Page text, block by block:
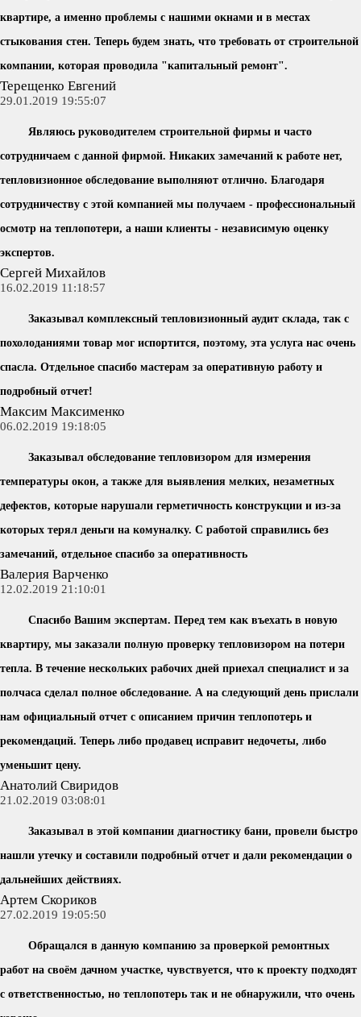
квартире, а именно проблемы с нашими окнами и в местах
стыкования стен. Теперь будем знать, что требовать от строительной
компании, которая проводила "капитальный ремонт".
Терещенко Евгений
29.01.2019 19:55:07
Являюсь руководителем строительной фирмы и часто
сотрудничаем с данной фирмой. Никаких замечаний к работе нет,
тепловизионное обследование выполняют отлично. Благодаря
сотрудничеству с этой компанией мы получаем - профессиональный
осмотр на теплопотери, а наши клиенты - независимую оценку
экспертов.
Сергей Михайлов
16.02.2019 11:18:57
Заказывал комплексный тепловизионный аудит склада, так с
похолоданиями товар мог испортится, поэтому, эта услуга нас очень
спасла. Отдельное спасибо мастерам за оперативную работу и
подробный отчет!
Максим Максименко
06.02.2019 19:18:05
Заказывал обследование тепловизором для измерения
температуры окон, а также для выявления мелких, незаметных
дефектов, которые нарушали герметичность конструкции и из-за
которых терял деньги на комуналку. С работой справились без
замечаний, отдельное спасибо за оперативность
Валерия Варченко
12.02.2019 21:10:01
Спасибо Вашим экспертам. Перед тем как въехать в новую
квартиру, мы заказали полную проверку тепловизором на потери
тепла. В течение нескольких рабочих дней приехал специалист и за
полчаса сделал полное обследование. А на следующий день прислали
нам официальный отчет с описанием причин теплопотерь и
рекомендаций. Теперь либо продавец исправит недочеты, либо
уменьшит цену.
Анатолий Свиридов
21.02.2019 03:08:01
Заказывал в этой компании диагностику бани, провели быстро
нашли утечку и составили подробный отчет и дали рекомендации о
дальнейших действиях.
Артем Скориков
27.02.2019 19:05:50
Обращался в данную компанию за проверкой ремонтных
работ на своём дачном участке, чувствуется, что к проекту подходят
с ответственностью, но теплопотерь так и не обнаружили, что очень